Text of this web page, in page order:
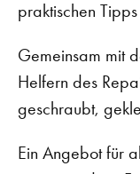
praktischen
Gemeinsam mit
Helfern des
geschraubt,
Ein Angebot für